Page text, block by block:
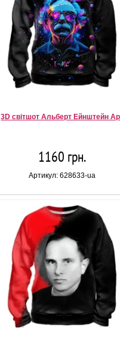
3D світшот Альберт Ейнштейн
1160 грн.
Артикул: 628633-ua